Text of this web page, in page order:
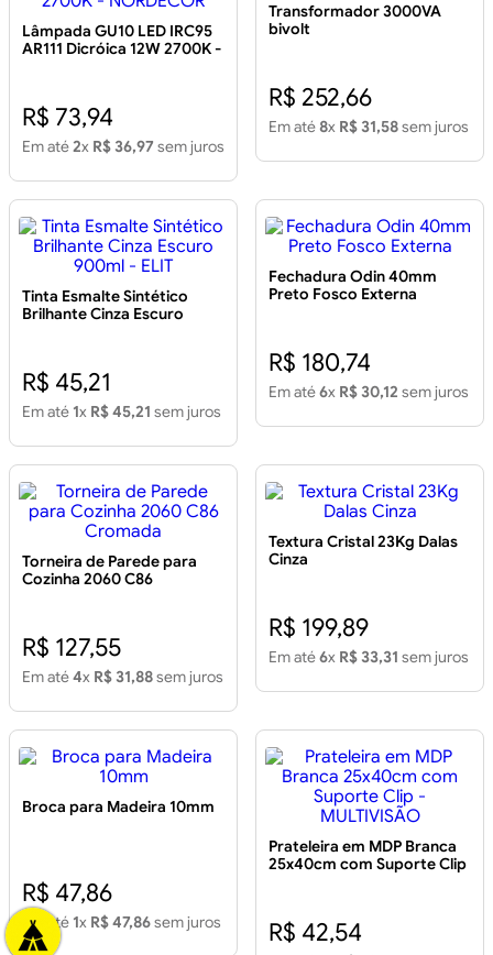
Lâmpada GU10 LED IRC95
AR111 Dicróica 12W 2700K -
R$ 73,94
Em até2x R$ 36,97 sem juros
Transformador 3000VA
bivolt
R$ 252,66
Em até8x R$ 31,58sem juros
Tinta Esmalte Sintético
Brilhante Cinza Escuro
R$ 45,21
Em até 1x R$ 45,21 sem juros
Fechadura Odin 40mm
Preto Fosco Externa
R$ 180,74
Em até6x R$ 30,12 sem juros
Torneira de Parede para
Cozinha 2060 C86
R$ 127,55
Em até4x R$ 31,88sem juros
Textura Cristal 23Kg Dalas
Cinza
R$ 199,89
Em até6x R$ 33,31 sem juros
Broca para Madeira 10mm
R$ 47,86
Em até 1x R$ 47,86sem juros
Prateleira em MDP Branca
25x40cm com Suporte Clip
R$ 42,54